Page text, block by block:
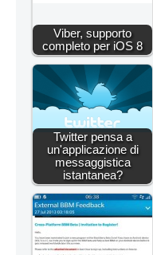
Viber, supporto
completo per iOS 8
Twitter pensa a
un'applicazione di
messaggistica
istantanea?